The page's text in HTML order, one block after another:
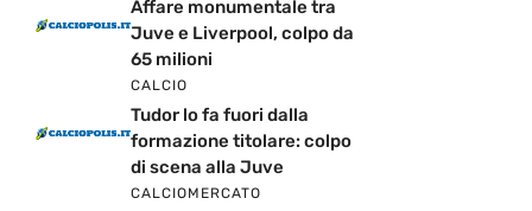
Affare monumentale tra
Juve e Liverpool, colpo da
65 milioni
CALCIO
Tudor lo fa fuori dalla
formazione titolare: colpo
di scena alla Juve
CALCIOMERCATO